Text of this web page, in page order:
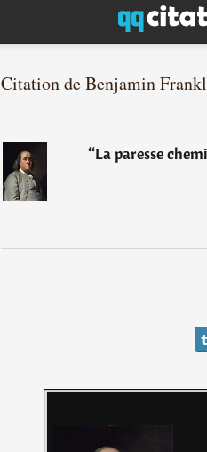
Citation de Benjamin
“La paresse
―